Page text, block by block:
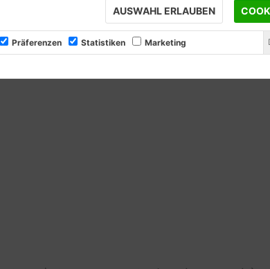
AUSWAHL ERLAUBEN
Präferenzen Statistiken Marketing